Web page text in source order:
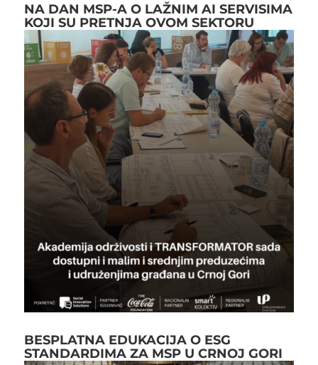
NA DAN MSP-A O LAŽNIM AI SERVISIMA
KOJI SU PRETNJA OVOM SEKTORU
BESPLATNA EDUKACIJA O ESG
STANDARDIMA ZA MSP U CRNOJ GORI